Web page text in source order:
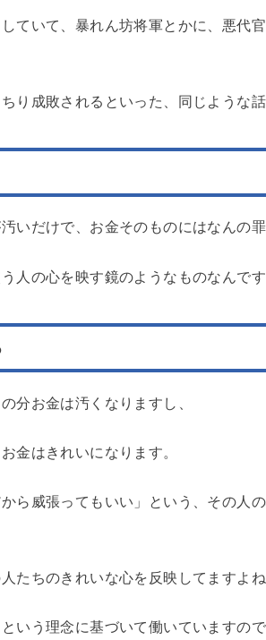
ていて、暴れん坊将軍とかに、悪代
成敗されるといった、同じような話
いだけで、お金そのものにはなんの罪
人の心を映す鏡のようなものなんです
分お金は汚くなりますし、
金はきれいになります。
ら威張ってもいい」という、その人
たちのきれいな心を反映してますよね
いう理念に基づいて働いていますの